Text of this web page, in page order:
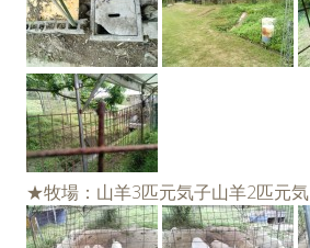
★牧場：山羊3匹元気子山羊2匹元気